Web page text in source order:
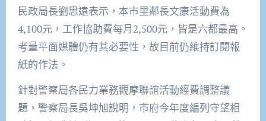
民政局長劉思遠表示，本市里鄰長文康活動費為
4,100元，工作協助費每月2,500元，皆是六都最高。
考量平面媒體仍有其必要性，故目前仍維持訂閱報
紙的作法。
針對警察局各民力業務觀摩聯誼活動經費調整議
題，警察局長吳坤旭說明，市府今年度編列守望相